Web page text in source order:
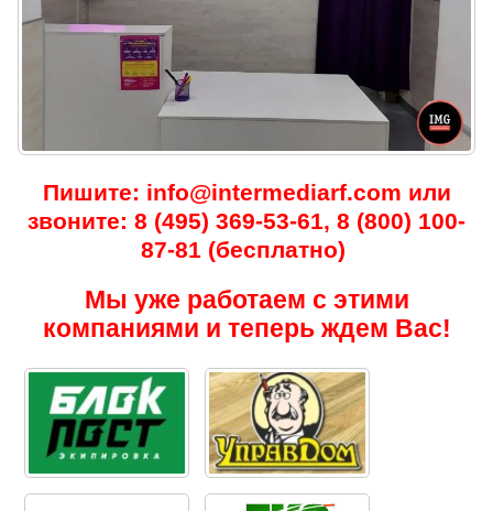
Пишите: info@intermediarf.com или
звоните: 8 (495) 369-53-61, 8 (800) 100-
87-81 (бесплатно)
Мы уже работаем с этими
компаниями и теперь ждем Вас!